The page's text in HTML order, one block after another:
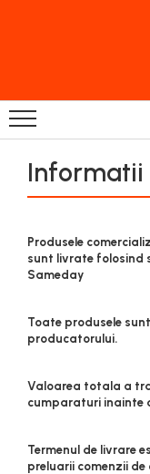
Baterii Aparate
Baterie Tip 10 Zinc-
Baterie Tip 13 Zinc-
Baterie Tip 675
Baterie Auditiva 10
Baterie Auditiva 13
Baterie
Baterii Auditive
Baterii Auditive
Baterii Auditive
Baterii Auditive
Baterii Auditive
Informatii
Produsele
sunt livrate folosind
Sameday
Toate produsele
producatorului.
Valoarea totala a
cumparaturi inainte
Termenul de livrare
preluarii comenzii de